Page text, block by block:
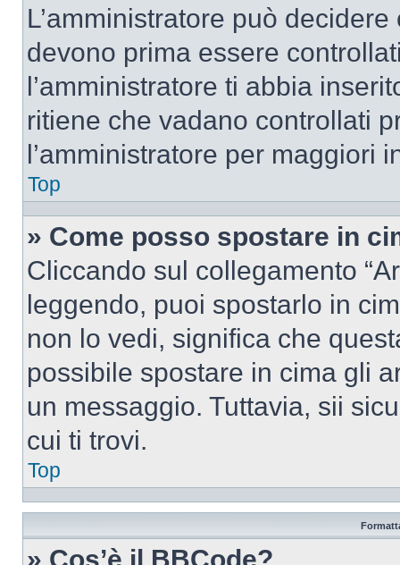
L’amministratore può
devono prima essere
l’amministratore ti abbia
ritiene che vadano controllati
l’amministratore per maggiori
Top
» Come posso spostare in
Cliccando sul collegamento
leggendo, puoi spostarlo in
non lo vedi, significa che
possibile spostare in cima gli
un messaggio. Tuttavia, sii
cui ti trovi.
Top